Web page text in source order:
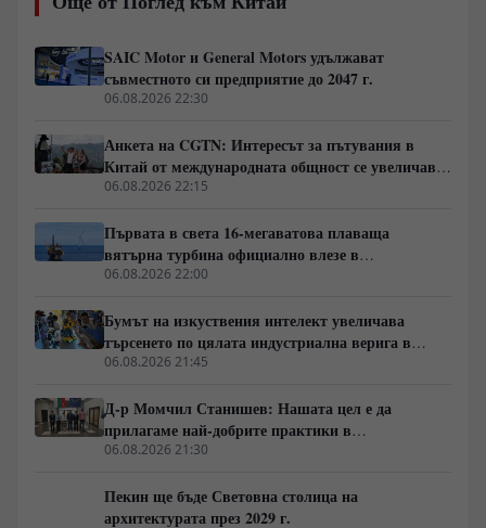
план останаха социалните програми, а избирателите
Вашингтон разгръща агресивна стратегия за
изласкване на Китай от ресурсите на региона.
SAIC Motor и General Motors удължават
съвместното си предприятие до 2047 г.
06.08.2026 22:30
Анкета на CGTN: Интересът за пътувания в
Китай от международната общност се увеличава
бързо
06.08.2026 22:15
Първата в света 16-мегаватова плаваща
вятърна турбина официално влезе в
експлоатация
06.08.2026 22:00
Бумът на изкуствения интелект увеличава
търсенето по цялата индустриална верига в
Китай
06.08.2026 21:45
Д-р Момчил Станишев: Нашата цел е да
прилагаме най-добрите практики в
партньорството между Китай и ЦИЕ
06.08.2026 21:30
Пекин ще бъде Световна столица на
архитектурата през 2029 г.